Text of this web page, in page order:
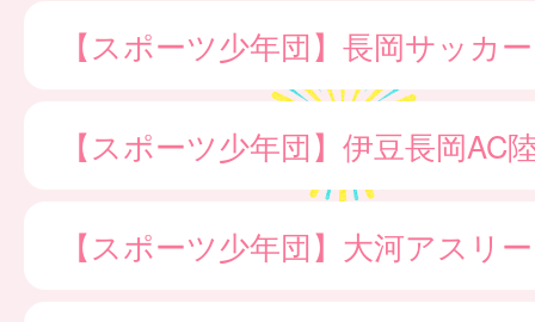
【スポーツ少年団】長岡サッカー
【スポーツ少年団】伊豆長岡AC
【スポーツ少年団】大河アスリ